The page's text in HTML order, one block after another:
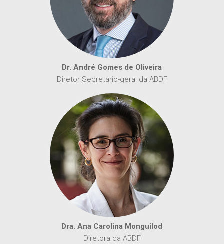
Dr. André Gomes de Oliveira
Diretor Secretário-geral da ABDF
Dra. Ana Carolina Monguilod
Diretora da ABDF